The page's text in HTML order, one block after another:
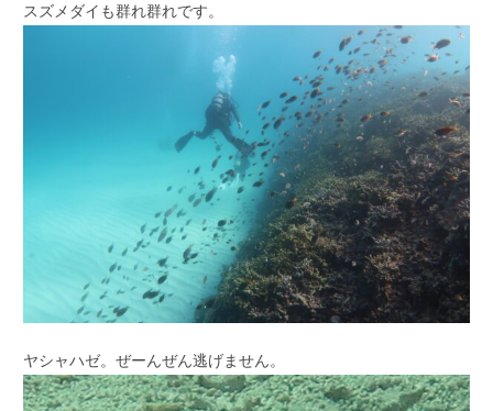
スズメダイも群れ群れです。
ヤシャハゼ。ぜーんぜん逃げません。